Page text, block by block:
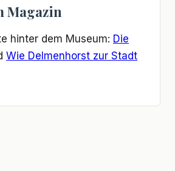
Magazin
hinter dem Museum: Die
Wie Delmenhorst zur Stadt